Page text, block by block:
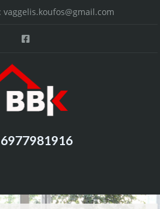
vaggelis.koufos@gmail.com
6977981916